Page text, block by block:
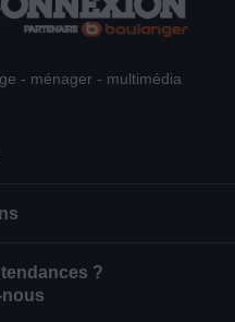
- ménager - multimédia
?
nous